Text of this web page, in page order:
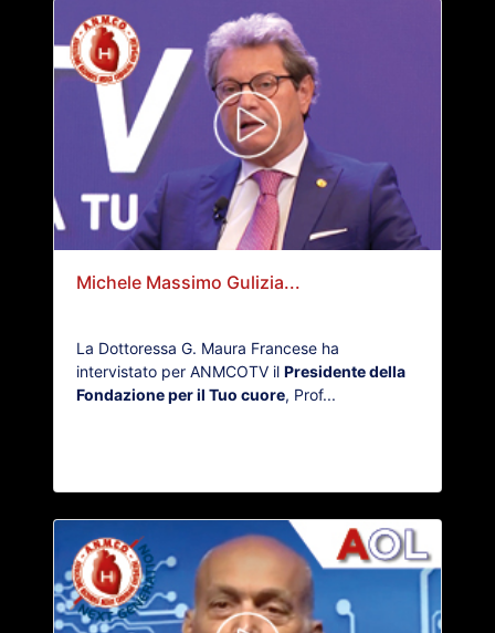
Michele Massimo Gulizia...
La Dottoressa G. Maura Francese ha
intervistato per ANMCOTV il Presidente della
Fondazione per il Tuo cuore, Prof...